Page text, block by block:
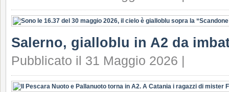
Salerno, gialloblu in A2 da
Pubblicato il 31 Maggio 2026 |